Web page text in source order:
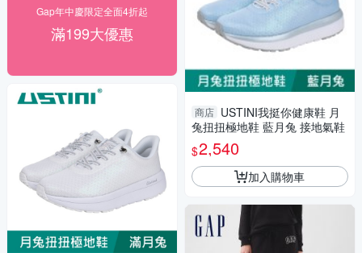
Gap年中慶限定全面4折起
滿199大優惠
商店 USTINI我挺你健康鞋 月
兔扭扭極地鞋 藍月兔 接地氣鞋
$2,540
加入購物車